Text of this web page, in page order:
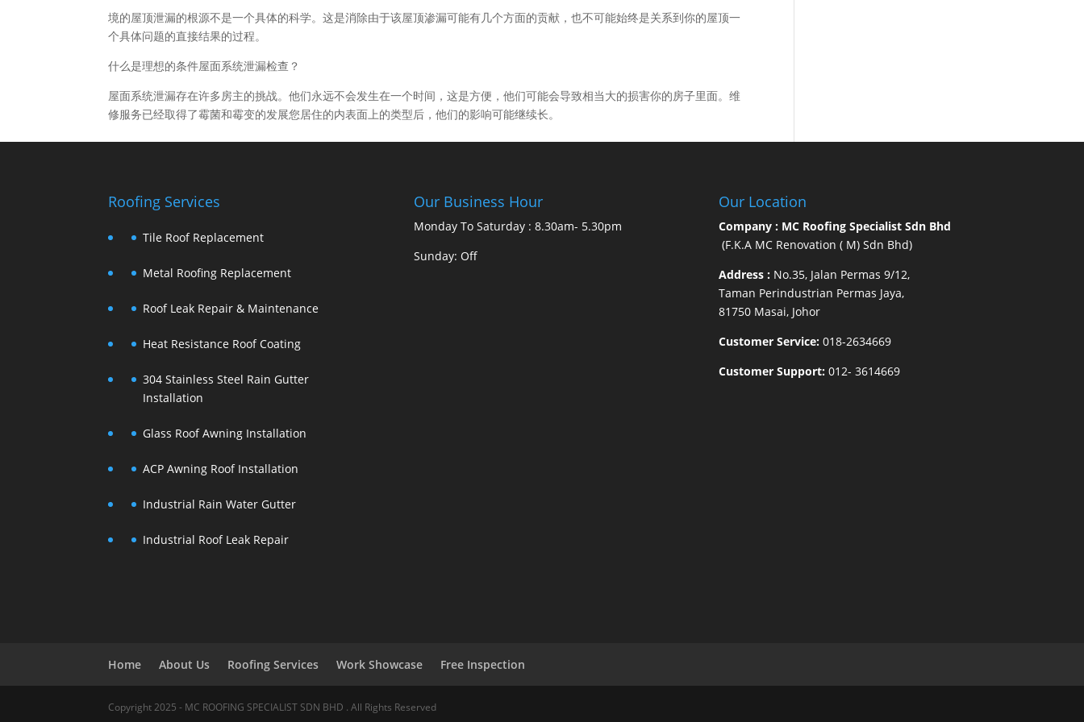
境的​​屋顶泄漏的根源不是一个具体的科学。这是消除由于该屋顶渗漏可能有几个方面的贡献，也不可能始终是关系到你的屋顶一
个具体问题的直接结果的过程。
什么是理想的条件屋面系统泄漏检查？
屋面系统泄漏存在许多房主的挑战。他们永远不会发生在一个时间，这是方便，他们可能会导致相当大的损害你的房子里面。维
修服务已经取得了霉菌和霉变的发展您居住的内表面上的类型后，他们的影响可能继续长。
Roofing Services
Tile Roof Replacement
Metal Roofing Replacement
Roof Leak Repair & Maintenance
Heat Resistance Roof Coating
304 Stainless Steel Rain Gutter
Installation
Glass Roof Awning Installation
ACP Awning Roof Installation
Industrial Rain Water Gutter
Industrial Roof Leak Repair
Our Business Hour
Monday To Saturday : 8.30am- 5.30pm
Sunday: Off
Our Location
Company : MC Roofing Specialist Sdn Bhd
(F.K.A MC Renovation ( M) Sdn Bhd)
Address :No.35, Jalan Permas 9/12,
Taman Perindustrian Permas Jaya,
81750 Masai, Johor
Customer Service:018-2634669
Customer Support:012- 3614669
Home About Us Roofing Services Work Showcase Free Inspection
Copyright 2025 - MC ROOFING SPECIALIST SDN BHD . All Rights Reserved